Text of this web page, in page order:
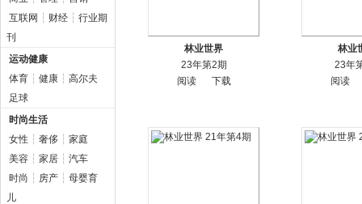
互联网 ┆ 财经 ┆ 行业期
刊
运动健康
体育 ┆ 健康 ┆ 高尔夫
足球
时尚生活
女性 ┆ 奢侈 ┆ 家庭
美容 ┆ 家居 ┆ 汽车
时尚 ┆ 房产 ┆ 母婴育
儿
林业世界
23年第2期
阅读
下载
林业
23年
阅读